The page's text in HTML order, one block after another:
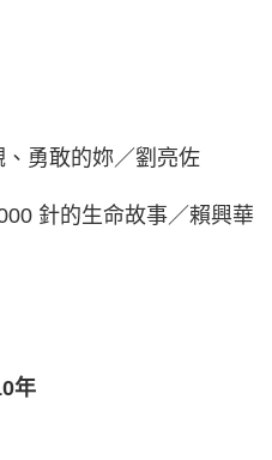
勇敢的妳／劉亮佐
針的生命故事／賴興華
年